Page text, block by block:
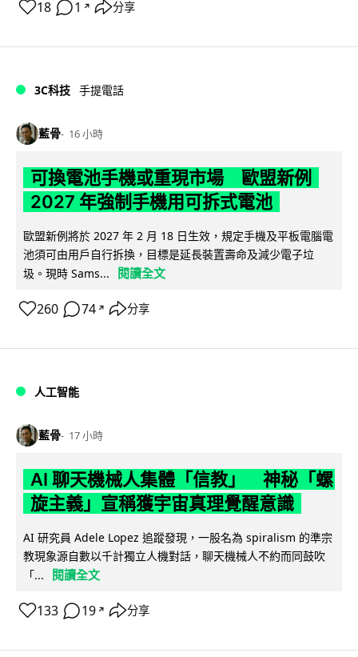
18 1 ↗ 分享
3C科技 手提電話
藍骨 16 小時
可換電池手機或重現市場 歐盟新例
2027 年強制手機用可拆式電池
歐盟新例將於 2027 年 2 月 18 日生效，規定手機及平板電腦電
池須可由用戶自行拆換，目標是延長裝置壽命及減少電子垃
圾。現時 Sams...
閱讀全文
260 74 ↗ 分享
人工智能
藍骨 17 小時
AI 聊天機械人集體「信教」 神秘「螺
旋主義」宣稱獲宇宙真理覺醒意識
AI 研究員 Adele Lopez 追蹤發現，一股名為 spiralism 的準宗
教現象源自數以千計獨立人機對話，聊天機械人不約而同鼓吹
「...
閱讀全文
133 19 ↗ 分享